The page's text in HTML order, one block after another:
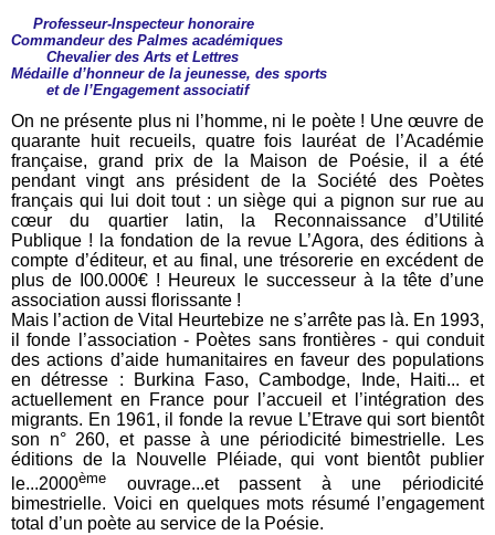
Professeur-Inspecteur honoraire
Commandeur des Palmes académiques
Chevalier des Arts et Lettres
Médaille d’honneur de la jeunesse, des sports
et de l’Engagement associatif
On ne présente plus ni l’homme, ni le poète ! Une œuvre de
quarante huit recueils, quatre fois lauréat de l’Académie
française, grand prix de la Maison de Poésie, il a été
pendant vingt ans président de la Société des Poètes
français qui lui doit tout : un siège qui a pignon sur rue au
cœur du quartier latin, la Reconnaissance d’Utilité
Publique ! la fondation de la revue L’Agora, des éditions à
compte d’éditeur, et au final, une trésorerie en excédent de
plus de I00.000€ ! Heureux le successeur à la tête d’une
association aussi florissante !
Mais l’action de Vital Heurtebize ne s’arrête pas là. En 1993,
il fonde l’association - Poètes sans frontières - qui conduit
des actions d’aide humanitaires en faveur des populations
en détresse : Burkina Faso, Cambodge, Inde, Haiti... et
actuellement en France pour l’accueil et l’intégration des
migrants. En 1961, il fonde la revue L’Etrave qui sort bientôt
son n° 260, et passe à une périodicité bimestrielle. Les
éditions de la Nouvelle Pléiade, qui vont bientôt publier
le...2000ème ouvrage...et passent à une périodicité
bimestrielle. Voici en quelques mots résumé l’engagement
total d’un poète au service de la Poésie.